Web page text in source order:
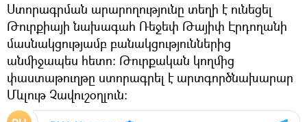
Ստորագրման արարողությունը տեղի է ունեցել
Թուրքիայի նախագահ Ռեջեփ Թայիփ Էրդողանի
մասնակցությամբ բանակցություններից
անմիջապես հետո։ Թուրքական կողմից
փաստաթուղթը ստորագրել է արտգործնախարար
Մևլութ Չավուշօղլուն։